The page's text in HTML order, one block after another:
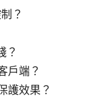
？
？
戶端？
護效果？